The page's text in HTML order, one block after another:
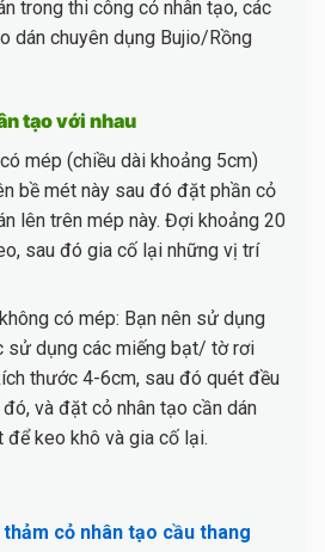
trong thi công cỏ nhân tạo, các
dán chuyên dụng Bujio/Rồng
tạo với nhau
mép (chiều dài khoảng 5cm)
bề mét này sau đó đặt phần cỏ
lên trên mép này. Đợi khoảng 20
sau đó gia cố lại những vị trí
có mép: Bạn nên sử dụng
sử dụng các miếng bạt/ tờ rơi
thước 4-6cm, sau đó quét đều
và đặt cỏ nhân tạo cần dán
để keo khô và gia cố lại.
cỏ nhân tạo cầu thang